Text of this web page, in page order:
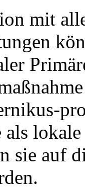
mit
sie auf